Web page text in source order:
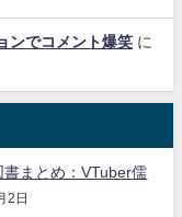
ンでコメント爆笑 に
書まとめ：VTuber儒
2日